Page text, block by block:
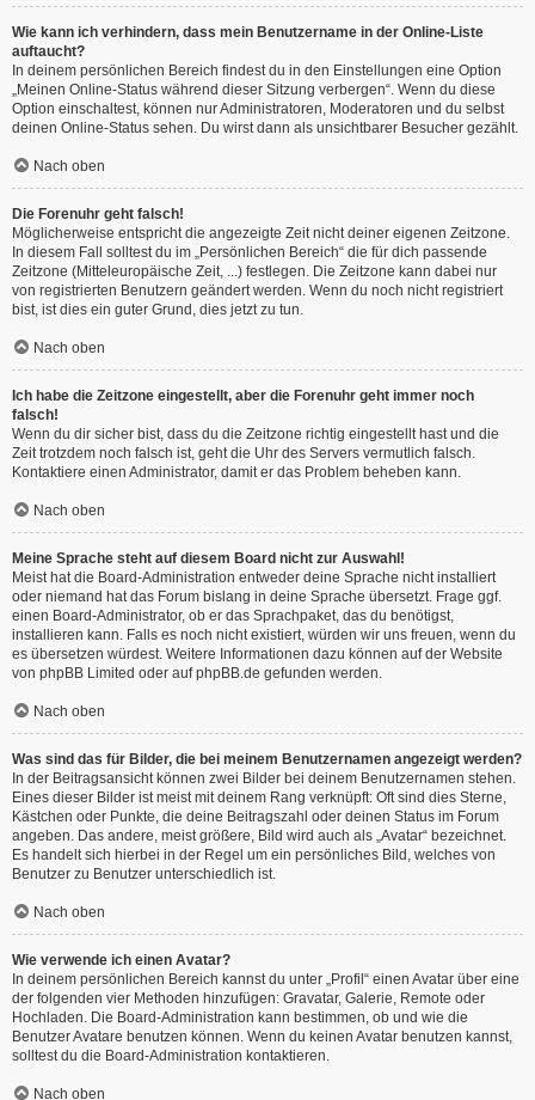
Wie kann ich verhindern, dass mein Benutzername in der Online-Liste
auftaucht?
In deinem persönlichen Bereich findest du in den Einstellungen eine Option
„Meinen Online-Status während dieser Sitzung verbergen“. Wenn du diese
Option einschaltest, können nur Administratoren, Moderatoren und du selbst
deinen Online-Status sehen. Du wirst dann als unsichtbarer Besucher gezählt.
Nach oben
Die Forenuhr geht falsch!
Möglicherweise entspricht die angezeigte Zeit nicht deiner eigenen Zeitzone.
In diesem Fall solltest du im „Persönlichen Bereich“ die für dich passende
Zeitzone (Mitteleuropäische Zeit, ...) festlegen. Die Zeitzone kann dabei nur
von registrierten Benutzern geändert werden. Wenn du noch nicht registriert
bist, ist dies ein guter Grund, dies jetzt zu tun.
Nach oben
Ich habe die Zeitzone eingestellt, aber die Forenuhr geht immer noch
falsch!
Wenn du dir sicher bist, dass du die Zeitzone richtig eingestellt hast und die
Zeit trotzdem noch falsch ist, geht die Uhr des Servers vermutlich falsch.
Kontaktiere einen Administrator, damit er das Problem beheben kann.
Nach oben
Meine Sprache steht auf diesem Board nicht zur Auswahl!
Meist hat die Board-Administration entweder deine Sprache nicht installiert
oder niemand hat das Forum bislang in deine Sprache übersetzt. Frage ggf.
einen Board-Administrator, ob er das Sprachpaket, das du benötigst,
installieren kann. Falls es noch nicht existiert, würden wir uns freuen, wenn du
es übersetzen würdest. Weitere Informationen dazu können auf der Website
von phpBB Limited oder aufphpBB.de gefunden werden.
Nach oben
Was sind das für Bilder, die bei meinem Benutzernamen angezeigt werden?
In der Beitragsansicht können zwei Bilder bei deinem Benutzernamen stehen.
Eines dieser Bilder ist meist mit deinem Rang verknüpft: Oft sind dies Sterne,
Kästchen oder Punkte, die deine Beitragszahl oder deinen Status im Forum
angeben. Das andere, meist größere, Bild wird auch als „Avatar“ bezeichnet.
Es handelt sich hierbei in der Regel um ein persönliches Bild, welches von
Benutzer zu Benutzer unterschiedlich ist.
Nach oben
Wie verwende ich einen Avatar?
In deinem persönlichen Bereich kannst du unter „Profil“ einen Avatar über eine
der folgenden vier Methoden hinzufügen: Gravatar, Galerie, Remote oder
Hochladen. Die Board-Administration kann bestimmen, ob und wie die
Benutzer Avatare benutzen können. Wenn du keinen Avatar benutzen kannst,
solltest du die Board-Administration kontaktieren.
Nach oben